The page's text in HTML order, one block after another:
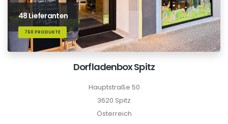
48 Lieferanten
760 PRODUKTE
Dorfladenbox Spitz
Hauptstraße 50
3620 Spitz
Österreich